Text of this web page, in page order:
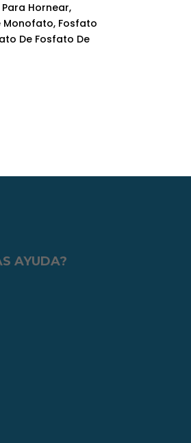
Hornear,
Monofato, Fosfato
De Fosfato De
AYUDA?